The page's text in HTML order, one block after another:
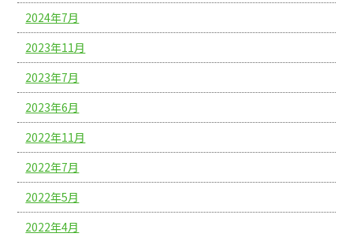
2024年7月
2023年11月
2023年7月
2023年6月
2022年11月
2022年7月
2022年5月
2022年4月